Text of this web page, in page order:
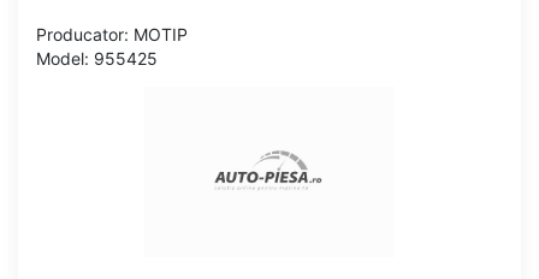
Producator: MOTIP
Model: 955425